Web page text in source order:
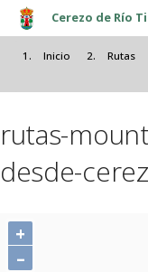
Pasar al
Cerezo de Río
Inicio Rutas
rutas-
desde-
+
–